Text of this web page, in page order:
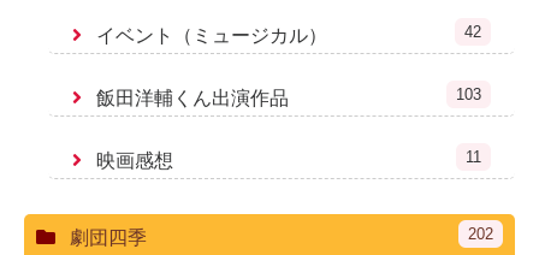
イベント（ミュージカル） 42
飯田洋輔くん出演作品 103
映画感想 11
劇団四季 202